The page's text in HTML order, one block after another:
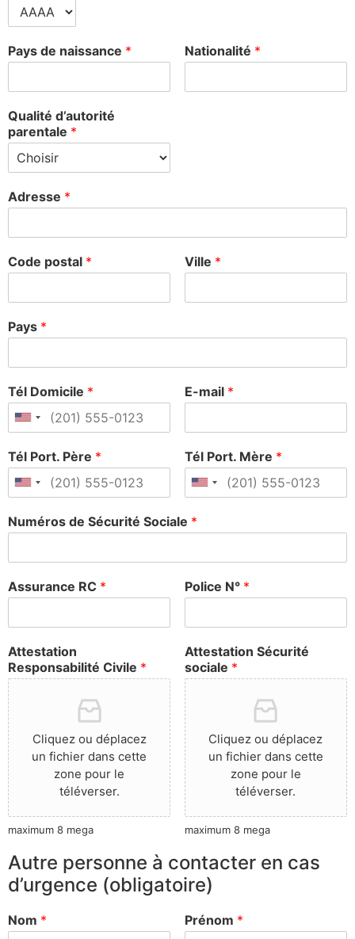
Pays de naissance * Nationalité *
Qualité d’autorité
parentale *
Adresse *
Code postal * Ville *
Pays *
Tél Domicile * E-mail *
Tél Port. Père * Tél Port. Mère *
Numéros de Sécurité Sociale *
Assurance RC * Police N° *
Attestation
Responsabilité Civile *
Cliquez ou déplacez
un fichier dans cette
zone pour le
téléverser.
maximum 8 mega
Attestation Sécurité
sociale *
Cliquez ou déplacez
un fichier dans cette
zone pour le
téléverser.
maximum 8 mega
Autre personne à contacter en cas
d’urgence (obligatoire)
Nom * Prénom *